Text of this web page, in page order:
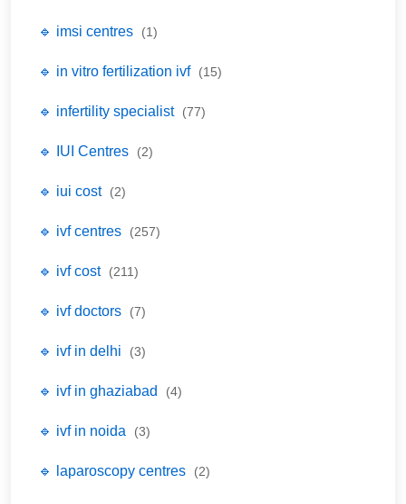
🔹 imsi centres (1)
🔹 in vitro fertilization ivf (15)
🔹 infertility specialist (77)
🔹 IUI Centres (2)
🔹 iui cost (2)
🔹 ivf centres (257)
🔹 ivf cost (211)
🔹 ivf doctors (7)
🔹 ivf in delhi (3)
🔹 ivf in ghaziabad (4)
🔹 ivf in noida (3)
🔹 laparoscopy centres (2)